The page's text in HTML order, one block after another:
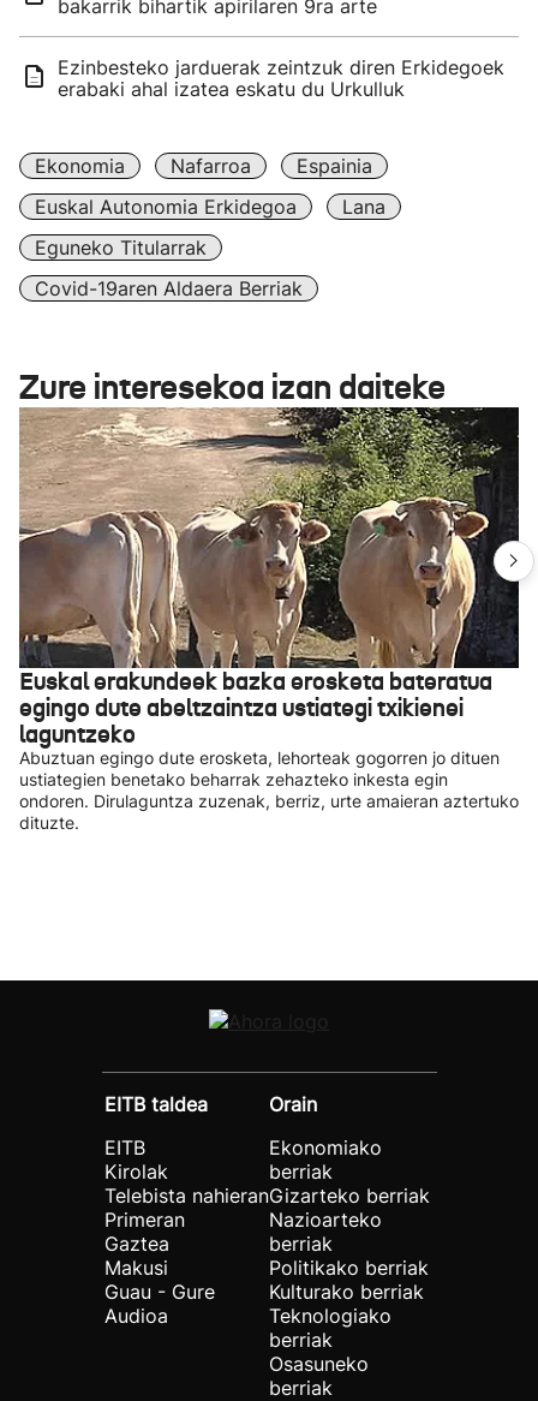
bakarrik bihartik apirilaren 9ra arte
Ezinbesteko jarduerak zeintzuk diren Erkidegoek
erabaki ahal izatea eskatu du Urkulluk
Ekonomia Nafarroa
Espainia
Euskal Autonomia Erkidegoa
Lana
Eguneko Titularrak
Covid-19aren Aldaera Berriak
Zure interesekoa izan daiteke
Euskal erakundeek bazka erosketa bateratua
egingo dute abeltzaintza ustiategi txikienei
laguntzeko
Abuztuan egingo dute erosketa, lehorteak gogorren jo dituen
ustiategien benetako beharrak zehazteko inkesta egin
ondoren. Dirulaguntza zuzenak, berriz, urte amaieran aztertuko
dituzte.
EITB taldea
EITB
Kirolak
Telebista nahieran
Primeran
Gaztea
Makusi
Guau - Gure
Audioa
Orain
Ekonomiako
berriak
Gizarteko berriak
Nazioarteko
berriak
Politikako berriak
Kulturako berriak
Teknologiako
berriak
Osasuneko
berriak